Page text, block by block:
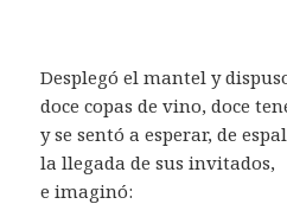
Desplegó el mantel y
doce copas de vino, doce
y se sentó a esperar, de
la llegada de sus invitados,
e imaginó: